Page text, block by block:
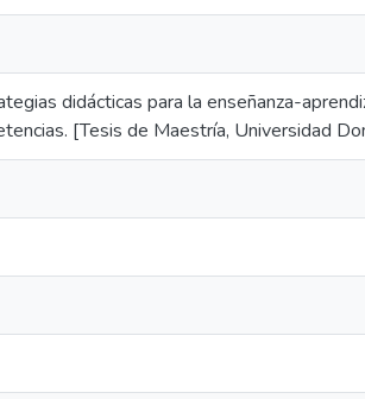
didácticas para la enseñanza-
[Tesis de Maestría, Universidad